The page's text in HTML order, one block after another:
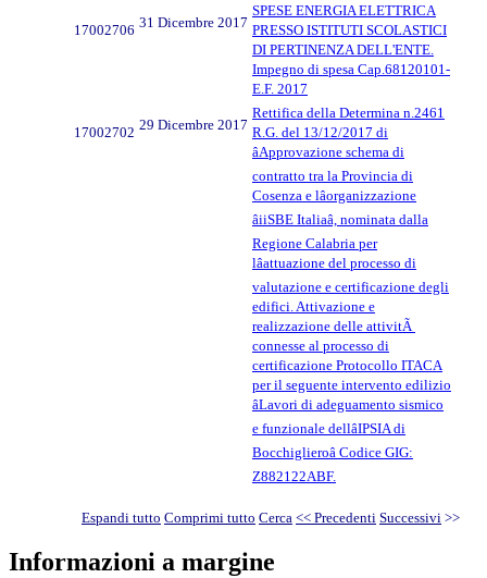
17002706 31 Dicembre 2017
SPESE ENERGIA ELETTRICA
PRESSO ISTITUTI SCOLASTICI
DI PERTINENZA DELL'ENTE.
Impegno di spesa Cap.68120101-
E.F. 2017
17002702 29 Dicembre 2017
Rettifica della Determina n.2461
R.G. del 13/12/2017 di
âApprovazione schema di
contratto tra la Provincia di
Cosenza e lâorganizzazione
âiiSBE Italiaâ, nominata dalla
Regione Calabria per
lâattuazione del processo di
valutazione e certificazione degli
edifici. Attivazione e
realizzazione delle attivitÃ
connesse al processo di
certificazione Protocollo ITACA
per il seguente intervento edilizio
âLavori di adeguamento sismico
e funzionale dellâIPSIA di
Bocchiglieroâ Codice GIG:
Z882122ABF.
Espandi tutto Comprimi tutto Cerca << Precedenti Successivi >>
Informazioni a margine